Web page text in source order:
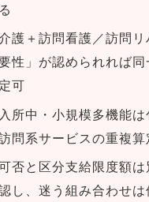
護＋訪問看護／訪問
性」が認められれば
可
所中・小規模多機能は
問系サービスの重複
否と区分支給限度額
し、迷う組み合わせ